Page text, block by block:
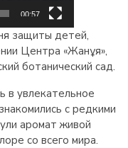
00:57
защиты детей,
Центра «Жанұя»,
ботанический сад.
в увлекательное
с редкими
аромат живой
со всего мира.